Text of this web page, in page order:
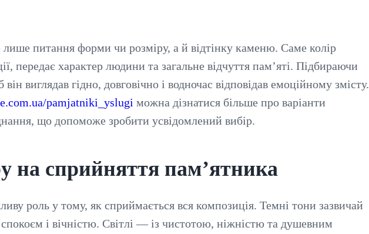
питання форми чи розміру, а й відтінку каменю. Саме колір
передає характер людини та загальне відчуття пам’яті. Підбираючи
виглядав гідно, довговічно і водночас відповідав емоційному змісту.
pamjatniki_yslugi можна дізнатися більше про варіанти
що допоможе зробити усвідомлений вибір.
на сприйняття пам’ятника
роль у тому, як сприймається вся композиція. Темні тони зазвичай
і вічністю. Світлі — із чистотою, ніжністю та душевним